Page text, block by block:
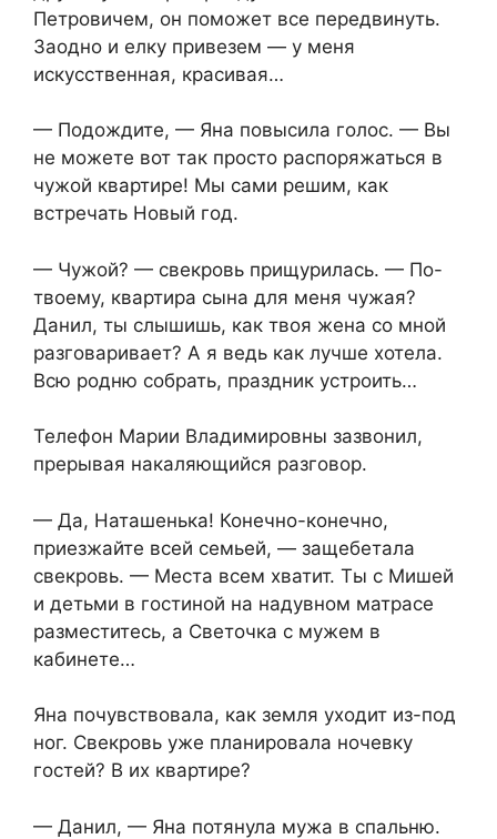
Петровичем, он поможет все передвинуть.
Заодно и елку привезем — у меня
искусственная, красивая…
— Подождите, — Яна повысила голос. — Вы
не можете вот так просто распоряжаться в
чужой квартире! Мы сами решим, как
встречать Новый год.
— Чужой? — свекровь прищурилась. — По-
твоему, квартира сына для меня чужая?
Данил, ты слышишь, как твоя жена со мной
разговаривает? А я ведь как лучше хотела.
Всю родню собрать, праздник устроить…
Телефон Марии Владимировны зазвонил,
прерывая накаляющийся разговор.
— Да, Наташенька! Конечно-конечно,
приезжайте всей семьей, — защебетала
свекровь. — Места всем хватит. Ты с Мишей
и детьми в гостиной на надувном матрасе
разместитесь, а Светочка с мужем в
кабинете…
Яна почувствовала, как земля уходит из-под
ног. Свекровь уже планировала ночевку
гостей? В их квартире?
— Данил, — Яна потянула мужа в спальню.